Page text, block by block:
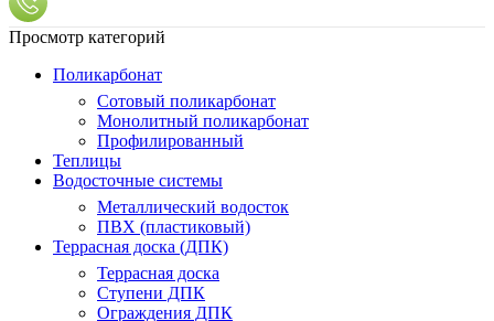
Просмотр категорий
Поликарбонат
Сотовый поликарбонат
Монолитный поликарбонат
Профилированный
Теплицы
Водосточные системы
Металлический водосток
ПВХ (пластиковый)
Террасная доска (ДПК)
Террасная доска
Ступени ДПК
Ограждения ДПК